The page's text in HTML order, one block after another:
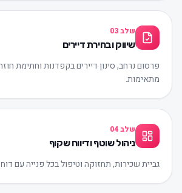
שלב03
שיווק ובחירת דיירים
פרסום נרחב, סינון דיירים בקפדנות וחתימת
מתאימות.
שלב04
ניהול שוטף ודיווח שקוף
גביית שכירות, תחזוקה וטיפול בכל פנייה עם